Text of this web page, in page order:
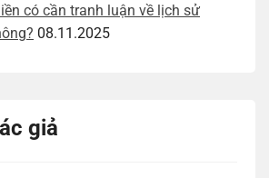
có cần tranh luận về lịch sử
08.11.2025
giả